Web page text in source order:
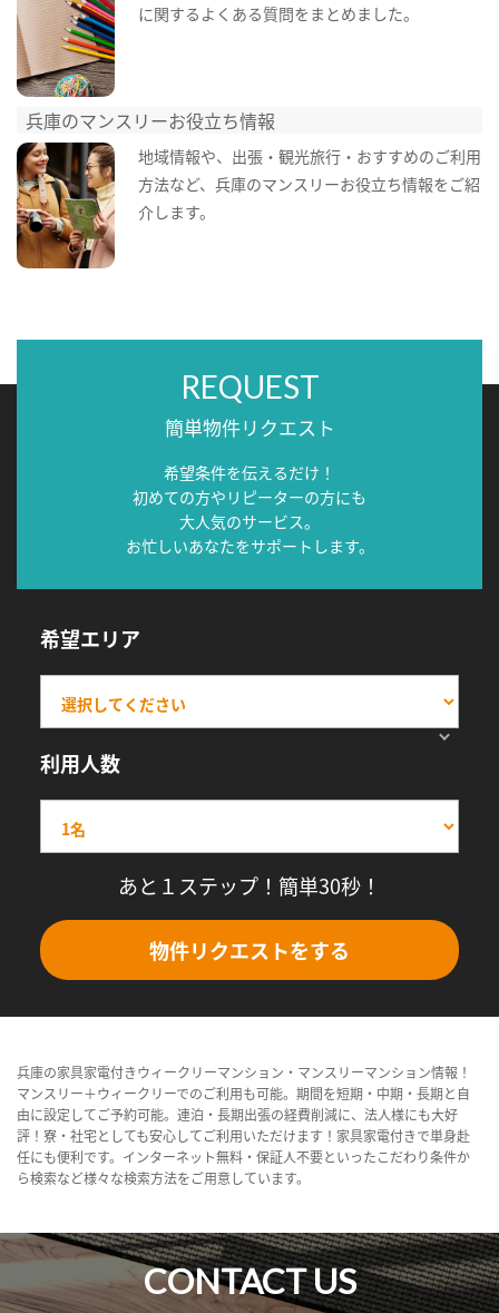
に関するよくある質問をまとめました。
兵庫のマンスリーお役立ち情報
地域情報や、出張・観光旅行・おすすめのご利用
方法など、兵庫のマンスリーお役立ち情報をご紹
介します。
REQUEST
簡単物件リクエスト
希望条件を伝えるだけ！
初めての方やリピーターの方にも
大人気のサービス。
お忙しいあなたをサポートします。
希望エリア
利用人数
あと１ステップ！簡単30秒！
物件リクエストをする
兵庫の家具家電付きウィークリーマンション・マンスリーマンション情報！
マンスリー＋ウィークリーでのご利用も可能。期間を短期・中期・長期と自
由に設定してご予約可能。連泊・長期出張の経費削減に、法人様にも大好
評！寮・社宅としても安心してご利用いただけます！家具家電付きで単身赴
任にも便利です。インターネット無料・保証人不要といったこだわり条件か
ら検索など様々な検索方法をご用意しています。
CONTACT US